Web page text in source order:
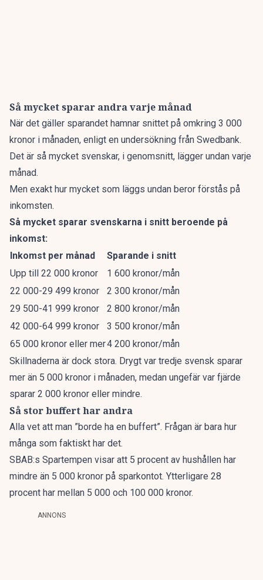
Så mycket sparar andra varje månad
När det gäller sparandet hamnar snittet på omkring 3 000
kronor i månaden, enligt en undersökning från Swedbank.
Det är så mycket svenskar, i genomsnitt, lägger undan varje
månad.
Men exakt hur mycket som läggs undan beror förstås på
inkomsten.
Så mycket sparar svenskarna i snitt beroende på
inkomst:
Inkomst per månad
Sparande i snitt
Upp till 22 000 kronor
1 600 kronor/mån
22 000-29 499 kronor
2 300 kronor/mån
29 500-41 999 kronor
2 800 kronor/mån
42 000-64 999 kronor
3 500 kronor/mån
65 000 kronor eller mer4 200 kronor/mån
Skillnaderna är dock stora. Drygt var tredje svensk sparar
mer än 5 000 kronor i månaden, medan ungefär var fjärde
sparar 2 000 kronor eller mindre.
Så stor buffert har andra
Alla vet att man ”borde ha en buffert”. Frågan är bara hur
många som faktiskt har det.
SBAB:s Spartempen visar att 5 procent av hushållen har
mindre än 5 000 kronor på sparkontot. Ytterligare 28
procent har mellan 5 000 och 100 000 kronor.
ANNONS